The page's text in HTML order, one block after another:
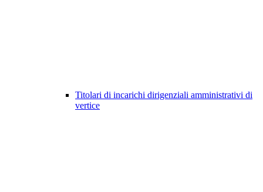
Titolari di incarichi dirigenziali amministrativi di
vertice